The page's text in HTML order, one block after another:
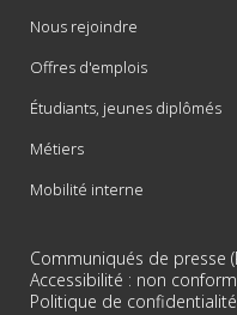
Nous rejoindre
Offres d'emplois
Étudiants, jeunes diplômés
Métiers
Mobilité interne
Communiqués de presse
Accessibilité : non
Politique de confidentialité